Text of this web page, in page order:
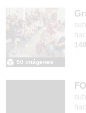
50 imágenes
148